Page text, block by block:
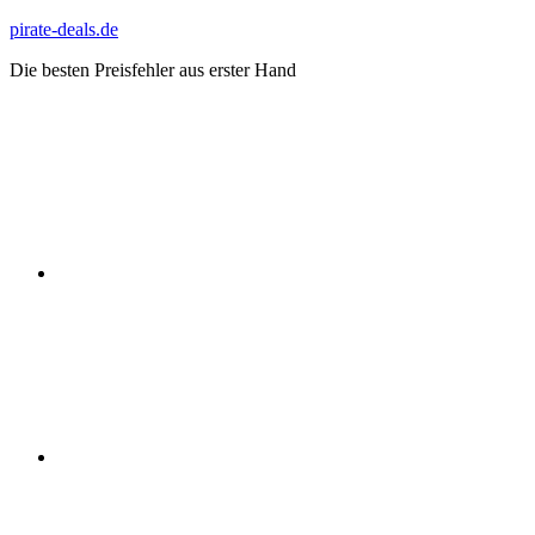
Zum
springen
pirate-deals.de
Die besten Preisfehler aus erster Hand